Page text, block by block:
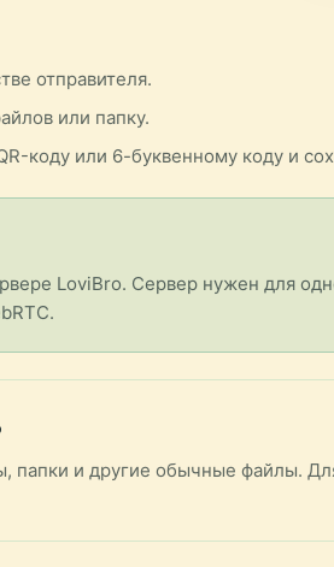
отправителя.
или папку.
коду или 6-буквенному коду и
LoviBro. Сервер нужен для
папки и другие обычные файлы.